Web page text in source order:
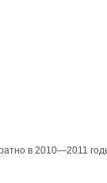
в 2010—2011